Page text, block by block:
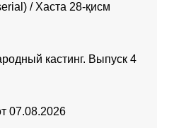
/ Хаста 28-қисм
кастинг. Выпуск 4
07.08.2026